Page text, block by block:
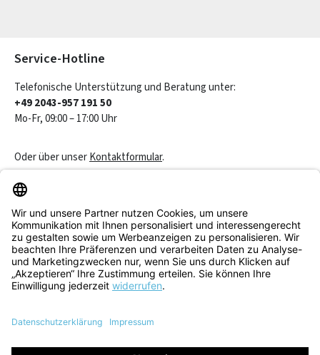
Service-Hotline
Telefonische Unterstützung und Beratung unter:
+49 2043-957 191 50
Mo-Fr, 09:00 – 17:00 Uhr
Oder über unserKontaktformular.
Service & Beratung
Informationen